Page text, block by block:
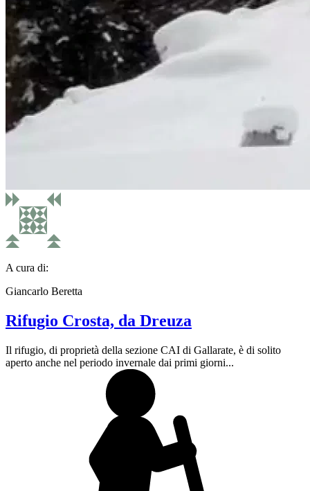
A cura di:
Giancarlo Beretta
Rifugio Crosta, da Dreuza
Il rifugio, di proprietà della sezione CAI di Gallarate, è di solito
aperto anche nel periodo invernale dai primi giorni...